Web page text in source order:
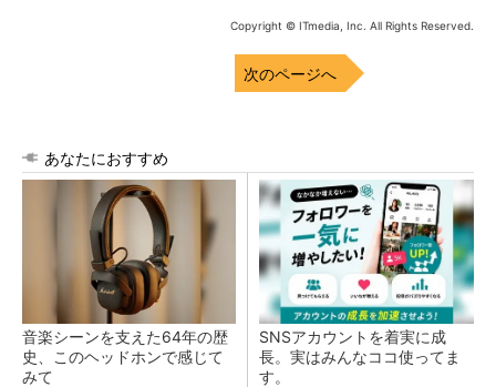
Copyright © ITmedia, Inc. All Rights Reserved.
次のページへ
あなたにおすすめ
音楽シーンを支えた64年の歴
史、このヘッドホンで感じて
みて
SNSアカウントを着実に成
長。実はみんなココ使ってま
す。